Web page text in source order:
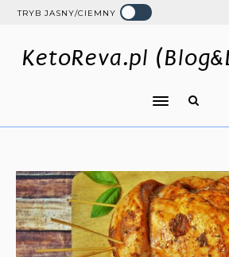
TRYB JASNY/CIEMNY
KetoReva.pl